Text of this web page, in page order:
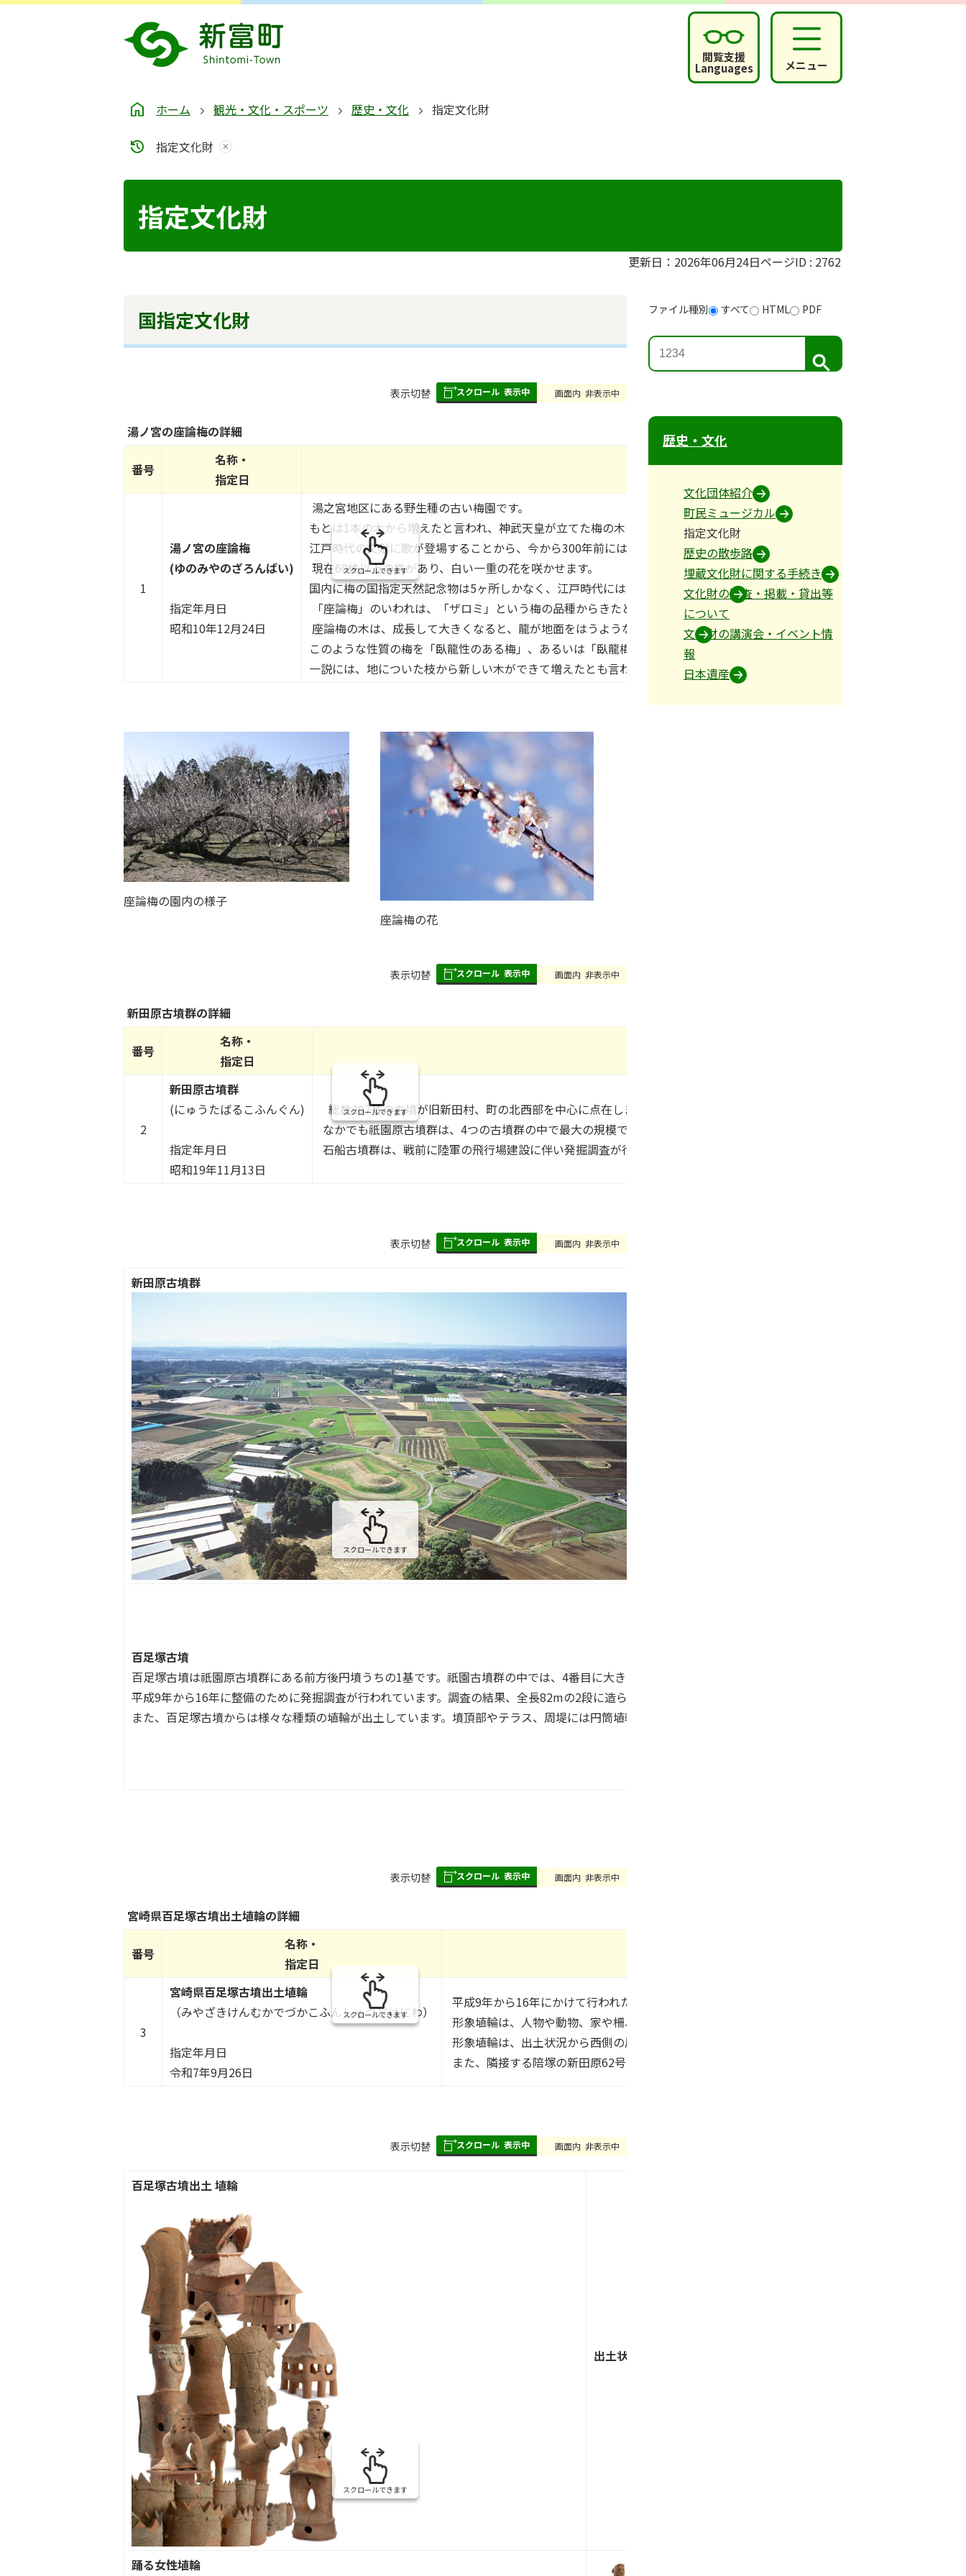
閲覧支援
Languages メニュー
ホーム 観光・文化・スポーツ 歴史・文化 指定文化財
指定文化財
指定文化財
更新日：2026年06月24日ページID : 2762
国指定文化財
表
の
表示切替 スクロール 表示中 画面内 非表示中
湯ノ宮の座論梅の詳細
番号
名称・
指定日
内容
1
湯ノ宮の座論梅
(ゆのみやのざろんばい)
指定年月日
昭和10年12月24日
湯之宮地区にある野生種の古い梅園です。
もとは1本の木から増えたと言われ、神武天皇が立てた梅の木の杖から芽ぶき、元木になったとの言い伝えがありますが、その
江戸時代の文献に歌が登場することから、今から300年前には今の梅園として有名だったようです。
現在60株以上の株があり、白い一重の花を咲かせます。
国内に梅の国指定天然記念物は5ヶ所しかなく、江戸時代には、鹿児島県薩摩川内市東郷町の藤川天神梅、宮崎市高岡町の月
「座論梅」のいわれは、「ザロミ」という梅の品種からきたという説や、人々が集って話し合う様子からきたという説、江
座論梅の木は、成長して大きくなると、龍が地面をはうような形になります。
このような性質の梅を「臥龍性のある梅」、あるいは「臥龍梅」と呼び、古いタイプの梅によく見られます。
一説には、地についた枝から新しい木ができて増えたとも言われています。
スクロールできます
座論梅の園内の様子
座論梅の花
表
の
表示切替 スクロール 表示中 画面内 非表示中
新田原古墳群の詳細
番号
名称・
指定日
2
新田原古墳群
(にゅうたばるこふんぐん)
指定年月日
昭和19年11月13日
総数207基の古墳が旧新田村、町の北西部を中心に点在します。その集中部は祇園原（ぎおんばる）古墳群・山之坊（や
なかでも祇園原古墳群は、4つの古墳群の中で最大の規模であり、古墳時代後期で宮崎県内最大の首長たちの墓がありま
石船古墳群は、戦前に陸軍の飛行場建設に伴い発掘調査が行われており、様々な副葬品が出土したとされています。調査後
スクロールできます
表
の
表示切替 スクロール 表示中 画面内 非表示中
新田原古墳群
百足塚古墳
百足塚古墳は祇園原古墳群にある前方後円墳うちの1基です。祇園古墳群の中では、4番目に大きい古墳となります。
平成9年から16年に整備のために発掘調査が行われています。調査の結果、全長82mの2段に造られた前方後円墳であり、埋葬施設が横穴式石室であったこと
また、百足塚古墳からは様々な種類の埴輪が出土しています。墳頂部やテラス、周堤には円筒埴輪が約1000本並べてありました。西側の周堤には人物や動物な
スクロールできます
表
の
表示切替 スクロール 表示中 画面内 非表示中
宮崎県百足塚古墳出土埴輪の詳細
番号
名称・
指定日
3
宮崎県百足塚古墳出土埴輪
（みやざきけんむかでづかこふんしゅつどはにわ）
指定年月日
令和7年9月26日
平成9年から16年にかけて行われた発掘調査で、百足塚古墳の墳丘や周堤、周溝から多数の埴輪
形象埴輪は、人物や動物、家や柵、甲冑や大刀や盾、太鼓など様々な種類におよびます。九州南
形象埴輪は、出土状況から西側の周堤の上にまとまって配置されていたと考えられています。埴
また、隣接する陪塚の新田原62号墳からは、大きさや形状が同じ円筒埴輪が出土しており、百足
スクロールできます
表
表示切替 スクロール 表示中 画面内 非表示中
百足塚古墳出土 埴輪
出土状況
踊る女性埴輪
スクロールできます
ファイル種別 すべて HTML PDF
検
索
歴史・文化
文化団体紹介
町民ミュージカル
指定文化財
歴史の散歩路
埋蔵文化財に関する手続き
文化財の調査・掲載・貸出等
について
文化財の講演会・イベント情
報
日本遺産